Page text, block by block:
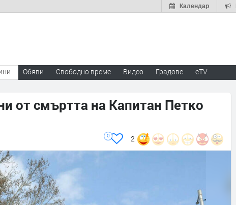
Календар
Обяви Свободно време Видео Градове eTV
от смъртта на Капитан Петко
2
0